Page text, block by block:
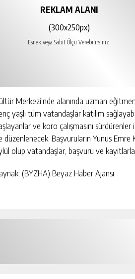
REKLAM ALANI
(300x250px)
Esnek veya Sabit Ölçü Verebilirsiniz.
Merkezi’nde alanında uzman
yaşlı tüm vatandaşlar katılım
ve koro çalışmasını
düzenlenecek. Başvuruların Yunus
olup vatandaşlar, başvuru ve
(BYZHA) Beyaz Haber Ajansı